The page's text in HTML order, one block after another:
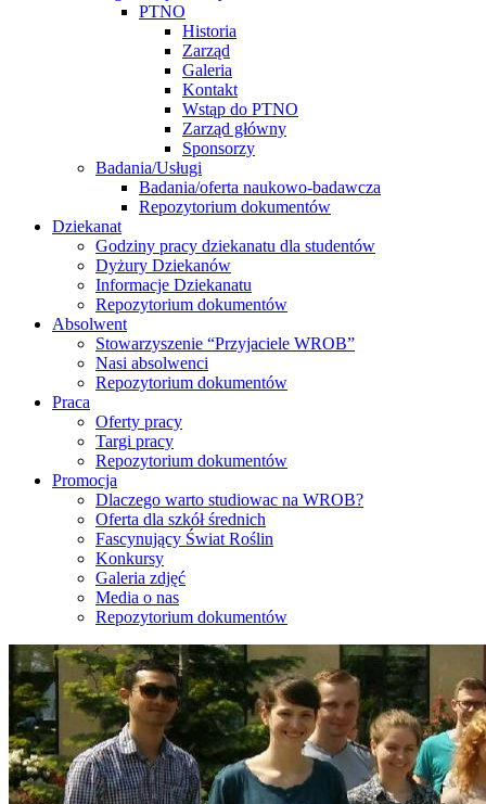
PTNO
Historia
Zarząd
Galeria
Kontakt
Wstąp do PTNO
Zarząd główny
Sponsorzy
Badania/Usługi
Badania/oferta naukowo-badawcza
Repozytorium dokumentów
Dziekanat
Godziny pracy dziekanatu dla studentów
Dyżury Dziekanów
Informacje Dziekanatu
Repozytorium dokumentów
Absolwent
Stowarzyszenie “Przyjaciele WROB”
Nasi absolwenci
Repozytorium dokumentów
Praca
Oferty pracy
Targi pracy
Repozytorium dokumentów
Promocja
Dlaczego warto studiowac na WROB?
Oferta dla szkół średnich
Fascynujący Świat Roślin
Konkursy
Galeria zdjęć
Media o nas
Repozytorium dokumentów